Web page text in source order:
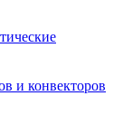
и конвекторов